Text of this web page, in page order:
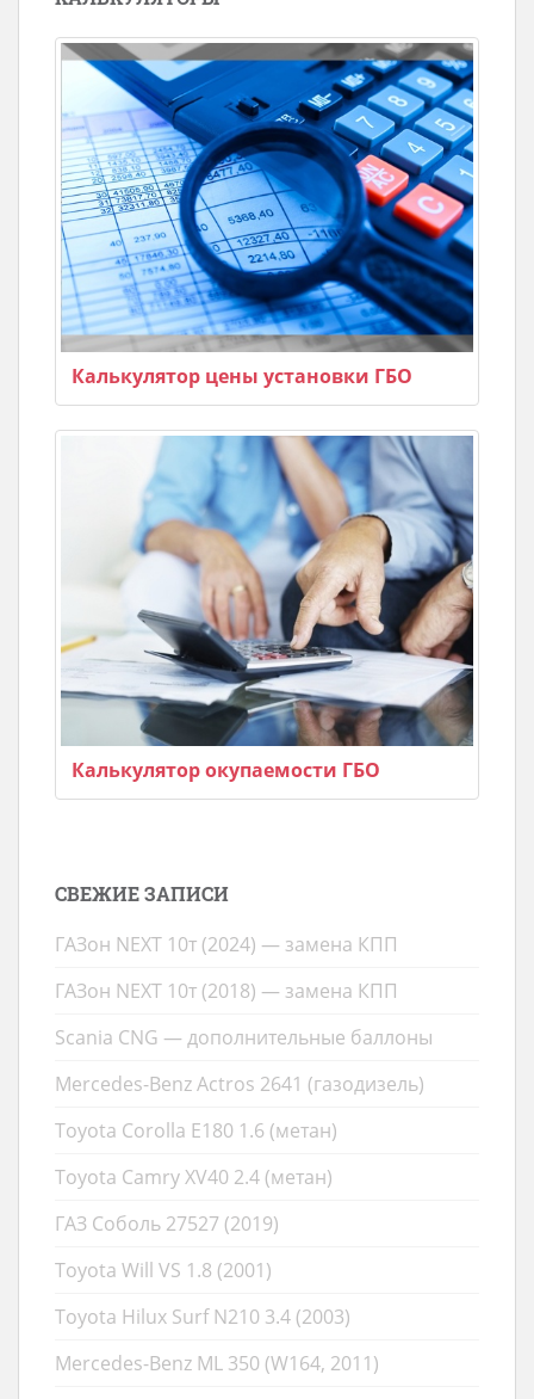
Калькулятор цены установки ГБО
Калькулятор окупаемости ГБО
СВЕЖИЕ ЗАПИСИ
ГАЗон NEXT 10т (2024) — замена КПП
ГАЗон NEXT 10т (2018) — замена КПП
Scania CNG — дополнительные баллоны
Mercedes-Benz Actros 2641 (газодизель)
Toyota Corolla E180 1.6 (метан)
Toyota Camry XV40 2.4 (метан)
ГАЗ Соболь 27527 (2019)
Toyota Will VS 1.8 (2001)
Toyota Hilux Surf N210 3.4 (2003)
Mercedes-Benz ML 350 (W164, 2011)